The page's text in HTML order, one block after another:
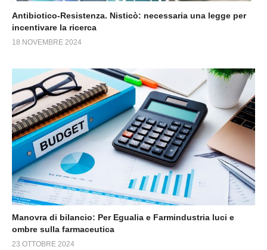
Antibiotico-Resistenza. Nisticò: necessaria una legge per
incentivare la ricerca
18 NOVEMBRE 2024
Manovra di bilancio: Per Egualia e Farmindustria luci e
ombre sulla farmaceutica
23 OTTOBRE 2024